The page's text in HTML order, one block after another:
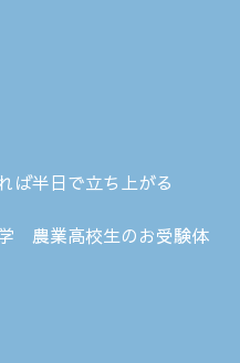
半日で立ち上がる
農業高校生のお受験体